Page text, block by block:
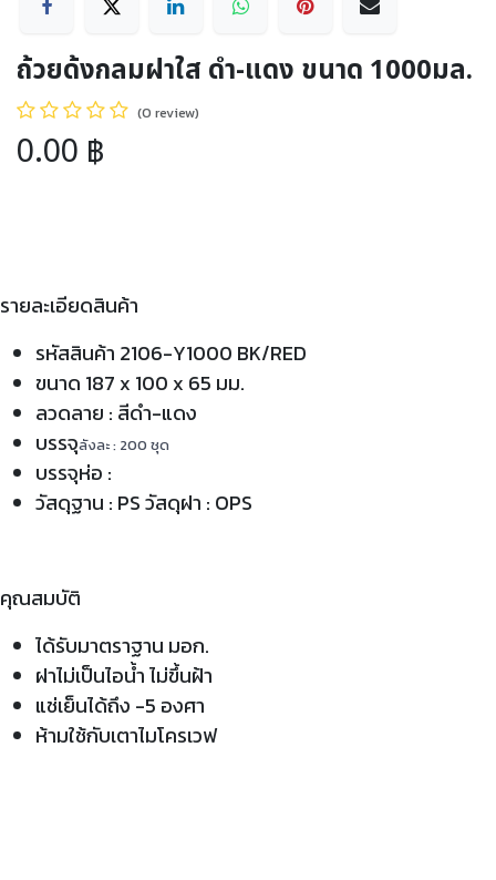
ถ้วยด้งกลมฝาใส ดำ-แดง ขนาด 1000มล.
(0 review)
0.00 ฿
รายละเอียดสินค้า
รหัสสินค้า 2106-Y1000 BK/RED
ขนาด 187 x 100 x 65 มม.
ลวดลาย : สีดำ-แดง
บรรจุลังละ : 200 ชุด
บรรจุห่อ :
วัสดุฐาน : PS วัสดุฝา : OPS
คุณสมบัติ
ได้รับมาตราฐาน มอก.
ฝาไม่เป็นไอน้ำ ไม่ขึ้นฝ้า
แช่เย็นได้ถึง -5 องศา
ห้ามใช้กับเตาไมโครเวฟ